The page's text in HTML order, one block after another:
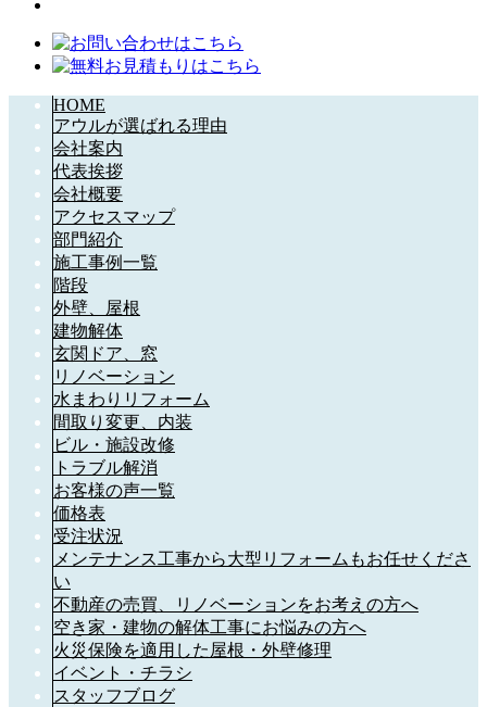
HOME
アウルが選ばれる理由
会社案内
代表挨拶
会社概要
アクセスマップ
部門紹介
施工事例一覧
階段
外壁、屋根
建物解体
玄関ドア、窓
リノベーション
水まわりリフォーム
間取り変更、内装
ビル・施設改修
トラブル解消
お客様の声一覧
価格表
受注状況
メンテナンス工事から大型リフォームもお任せくださ
い
不動産の売買、リノベーションをお考えの方へ
空き家・建物の解体工事にお悩みの方へ
火災保険を適用した屋根・外壁修理
イベント・チラシ
スタッフブログ